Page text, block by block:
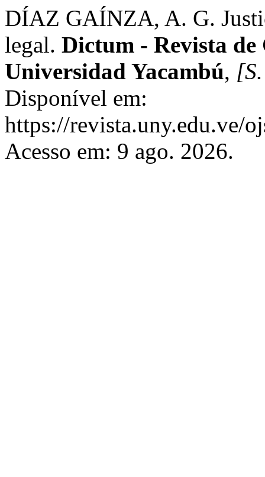
DÍAZ GAÍNZA, A. G.
legal. Dictum - Revista
Universidad Yacambú,
Disponível em:
https://revista.uny.edu.ve/
Acesso em: 9 ago. 2026.